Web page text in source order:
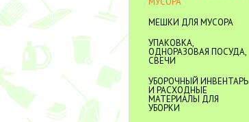
МЕШКИ ДЛЯ МУСОРА
УПАКОВКА,
ОДНОРАЗОВАЯ ПОСУДА,
СВЕЧИ
УБОРОЧНЫЙ ИНВЕНТАРЬ
И РАСХОДНЫЕ
МАТЕРИАЛЫ ДЛЯ
УБОРКИ